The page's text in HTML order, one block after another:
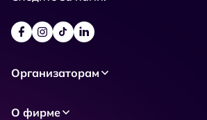
Организаторам
О фирме